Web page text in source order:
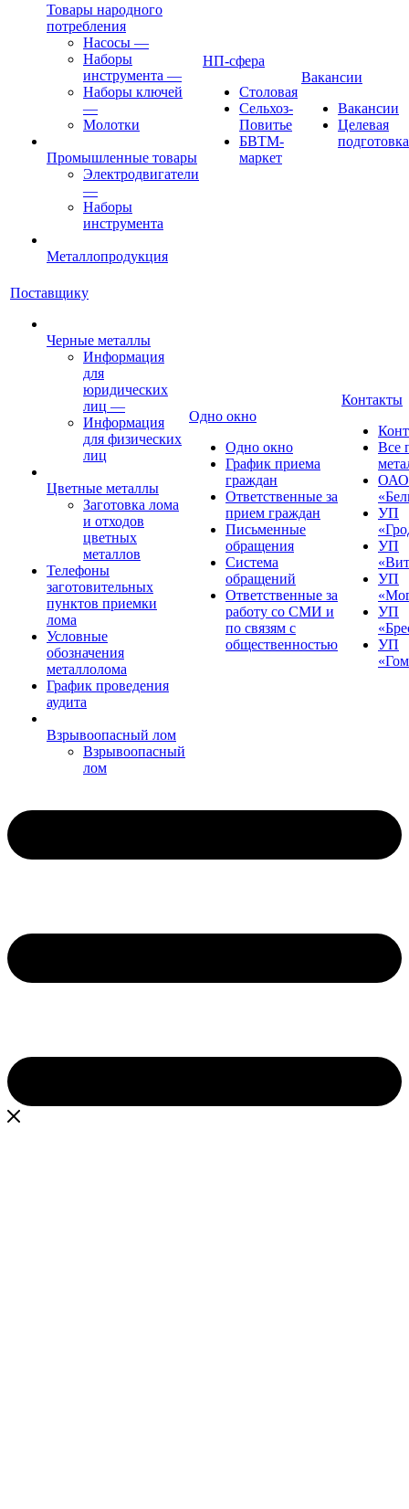
Товары народного
потребления
Насосы —
Наборы
инструмента —
Наборы ключей
—
Молотки
Промышленные товары
Электродвигатели
—
Наборы
инструмента
Металлопродукция
НП-сфера
Столовая
Сельхоз-
Повитье
БВТМ-
маркет
Вакансии
Вакансии
Целевая
подготовка
Поставщику
Черные металлы
Информация
для
юридических
лиц —
Информация
для физических
лиц
Цветные металлы
Заготовка лома
и отходов
цветных
металлов
Телефоны
заготовительных
пунктов приемки
лома
Условные
обозначения
металлолома
График проведения
аудита
Взрывоопасный лом
Взрывоопасный
лом
Одно окно
Одно окно
График приема
граждан
Ответственные за
прием граждан
Письменные
обращения
Система
обращений
Ответственные за
работу со СМИ и
по связям с
общественностью
Контакты
Все
ОАО
УП
УП
УП
УП
УП